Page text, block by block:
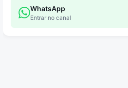
WhatsApp
Entrar no canal